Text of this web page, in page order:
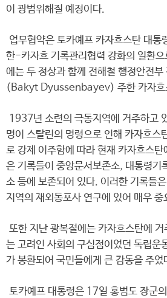
이 광범위해질 예정이다.
업무협약은 토카예프 카자흐스탄 대통
한-카자흐 기록관리협력 강화의 일환
에는 두 정상과 함께 전해철 행정안전
(Bakyt Dyussenbayev) 주한 카자흐
1937년 소련의 극동지역에 거주하고
명이 스탈린의 명령으로 인해 카자흐스
로 강제 이주함에 따라 현재 카자흐스
은 기록들이 중앙문서보존소, 대통령기
소 등에 보존되어 있다. 이러한 기록들
지역의 재외동포사 연구에 있어 매우 중
또한 지난 광복절에는 카자흐스탄에
는 고려인 사회의 구심점이었던 독립운
가 봉환되어 국민들에게 큰 감동을 주었
토카예프 대통령은 17일 홍범도 장군